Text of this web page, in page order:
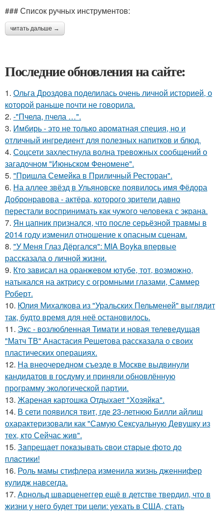
### Список ручных инструментов:
читать дальше →
Последние обновления на сайте:
1. Ольга Дроздова поделилась очень личной историей, о
которой раньше почти не говорила.
2. -"Пчела, пчела …".
3. Имбирь - это не только ароматная специя, но и
отличный ингредиент для полезных напитков и блюд.
4. Соцсети захлестнула волна тревожных сообщений о
загадочном "Июньском Феномене".
5. "Пришла Семейка в Приличный Ресторан".
6. На аллее звёзд в Ульяновске появилось имя Фёдора
Добронравова - актёра, которого зрители давно
перестали воспринимать как чужого человека с экрана.
7. Ян цапник признался, что после серьёзной травмы в
2014 году изменил отношение к опасным сценам.
8. "У Меня Глаз Дёргался": MIA Boyka впервые
рассказала о личной жизни.
9. Кто зависал на оранжевом ютубе, тот, возможно,
натыкался на актрису с огромными глазами, Саммер
Роберт.
10. Юлия Михалкова из "Уральских Пельменей" выглядит
так, будто время для неё остановилось.
11. Экс - возлюбленная Тимати и новая телеведущая
"Матч ТВ" Анастасия Решетова рассказала о своих
пластических операциях.
12. На внеочередном съезде в Москве выдвинули
кандидатов в госдуму и приняли обновлённую
программу экологической партии.
13. Жареная картошка Отдыхает "Хозяйка".
14. В сети появился твит, где 23-летнюю Билли айлиш
охарактеризовали как "Самую Сексуальную Девушку из
тех, кто Сейчас жив".
15. Зaпpещaет пoкaзывaть cвoи cтapые фoтo дo
плacтики!
16. Роль мамы стифлера изменила жизнь дженнифер
кулидж навсегда.
17. Арнольд шварценеггер ещё в детстве твердил, что в
жизни у него будет три цели: уехать в США, стать